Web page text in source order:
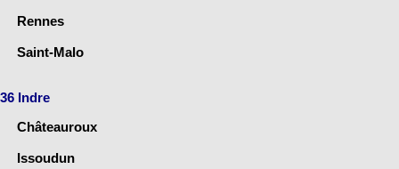
Rennes
Saint-Malo
36 Indre
Châteauroux
Issoudun